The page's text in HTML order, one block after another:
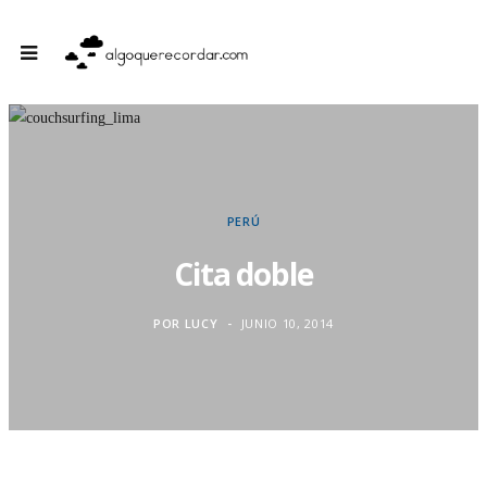
PERÚ
Cita doble
POR LUCY JUNIO 10, 2014